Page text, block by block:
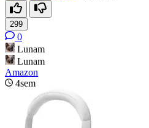
299
0
Lunam
Lunam
Amazon
4sem